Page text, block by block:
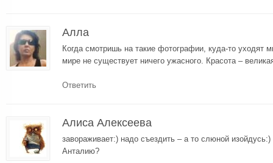
Алла
Когда смотришь на такие фотографии, куда-то уходят
мире не существует ничего ужасного. Красота –
Ответить
Алиса Алексеева
завораживает:) надо съездить – а то слюной изойдусь:)
Анталию?